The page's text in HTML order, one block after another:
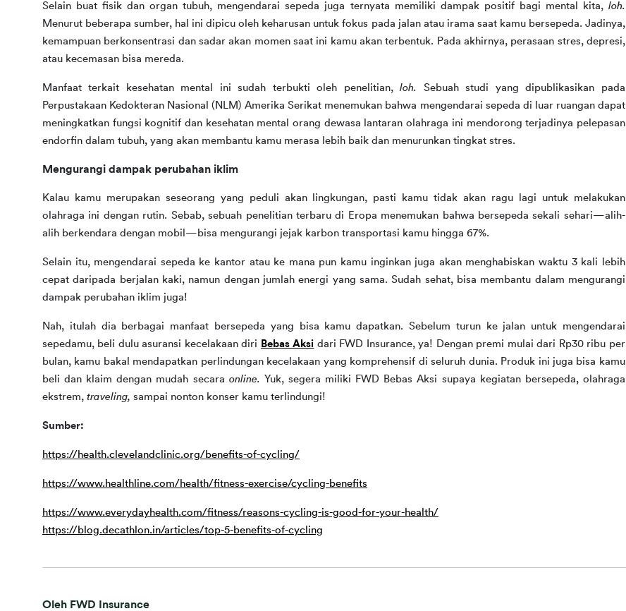
Selain buat fisik dan organ tubuh, mengendarai sepeda juga ternyata memiliki dampak positif bagi mental kita,
Menurut beberapa sumber, hal ini dipicu oleh keharusan untuk fokus pada jalan atau irama saat kamu bersepeda. Jadinya,
kemampuan berkonsentrasi dan sadar akan momen saat ini kamu akan terbentuk. Pada akhirnya, perasaan stres, depresi,
atau kecemasan bisa mereda.
Manfaat terkait kesehatan mental ini sudah terbukti oleh penelitian, loh. Sebuah studi yang dipublikasikan pada
Perpustakaan Kedokteran Nasional (NLM) Amerika Serikat menemukan bahwa mengendarai sepeda di luar ruangan dapat
meningkatkan fungsi kognitif dan kesehatan mental orang dewasa lantaran olahraga ini mendorong terjadinya pelepasan
endorfin dalam tubuh, yang akan membantu kamu merasa lebih baik dan menurunkan tingkat stres.
Mengurangi dampak perubahan iklim
Kalau kamu merupakan seseorang yang peduli akan lingkungan, pasti kamu tidak akan ragu lagi untuk melakukan
olahraga ini dengan rutin. Sebab, sebuah penelitian terbaru di Eropa menemukan bahwa bersepeda sekali sehari—alih-
alih berkendara dengan mobil—bisa mengurangi jejak karbon transportasi kamu hingga 67%.
Selain itu, mengendarai sepeda ke kantor atau ke mana pun kamu inginkan juga akan menghabiskan waktu 3 kali lebih
cepat daripada berjalan kaki, namun dengan jumlah energi yang sama. Sudah sehat, bisa membantu dalam mengurangi
dampak perubahan iklim juga!
Nah, itulah dia berbagai manfaat bersepeda yang bisa kamu dapatkan. Sebelum turun ke jalan untuk mengendarai
sepedamu, beli dulu asuransi kecelakaan diri Bebas Aksi dari FWD Insurance, ya! Dengan premi mulai dari Rp30 ribu per
bulan, kamu bakal mendapatkan perlindungan kecelakaan yang komprehensif di seluruh dunia. Produk ini juga bisa kamu
beli dan klaim dengan mudah secara online. Yuk, segera miliki FWD Bebas Aksi supaya kegiatan bersepeda, olahraga
ekstrem, traveling, sampai nonton konser kamu terlindungi!
Sumber:
https://health.clevelandclinic.org/benefits-of-cycling/
https://www.healthline.com/health/fitness-exercise/cycling-benefits
https://www.everydayhealth.com/fitness/reasons-cycling-is-good-for-your-health/
https://blog.decathlon.in/articles/top-5-benefits-of-cycling
Oleh FWD Insurance